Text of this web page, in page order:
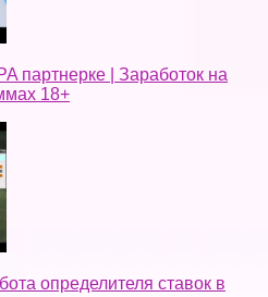
партнерке | Заработок на
18+
определителя ставок в